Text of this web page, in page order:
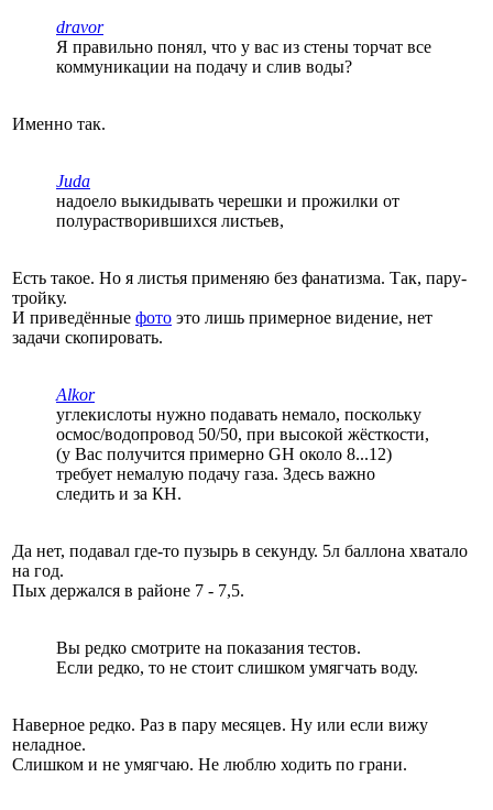
dravor
Я правильно понял, что у вас из стены торчат все
коммуникации на подачу и слив воды?
Именно так.
Juda
надоело выкидывать черешки и прожилки от
полурастворившихся листьев,
Есть такое. Но я листья применяю без фанатизма. Так, пару-
тройку.
И приведённые фото это лишь примерное видение, нет
задачи скопировать.
Alkor
углекислоты нужно подавать немало, поскольку
осмос/водопровод 50/50, при высокой жёсткости,
(у Вас получится примерно GH около 8...12)
требует немалую подачу газа. Здесь важно
следить и за КН.
Да нет, подавал где-то пузырь в секунду. 5л баллона хватало
на год.
Пых держался в районе 7 - 7,5.
Вы редко смотрите на показания тестов.
Если редко, то не стоит слишком умягчать воду.
Наверное редко. Раз в пару месяцев. Ну или если вижу
неладное.
Слишком и не умягчаю. Не люблю ходить по грани.